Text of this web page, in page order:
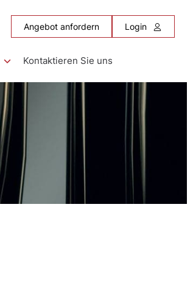
Angebot anfordern Login
Kontaktieren Sie uns